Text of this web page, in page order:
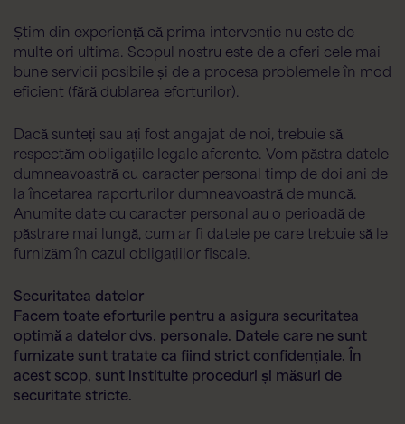
Știm din experiență că prima intervenție nu este de
multe ori ultima. Scopul nostru este de a oferi cele mai
bune servicii posibile și de a procesa problemele în mod
eficient (fără dublarea eforturilor).
Dacă sunteți sau ați fost angajat de noi, trebuie să
respectăm obligațiile legale aferente. Vom păstra datele
dumneavoastră cu caracter personal timp de doi ani de
la încetarea raporturilor dumneavoastră de muncă.
Anumite date cu caracter personal au o perioadă de
păstrare mai lungă, cum ar fi datele pe care trebuie să le
furnizăm în cazul obligațiilor fiscale.
Securitatea datelor
Facem toate eforturile pentru a asigura securitatea
optimă a datelor dvs. personale. Datele care ne sunt
furnizate sunt tratate ca fiind strict confidențiale. În
acest scop, sunt instituite proceduri și măsuri de
securitate stricte.